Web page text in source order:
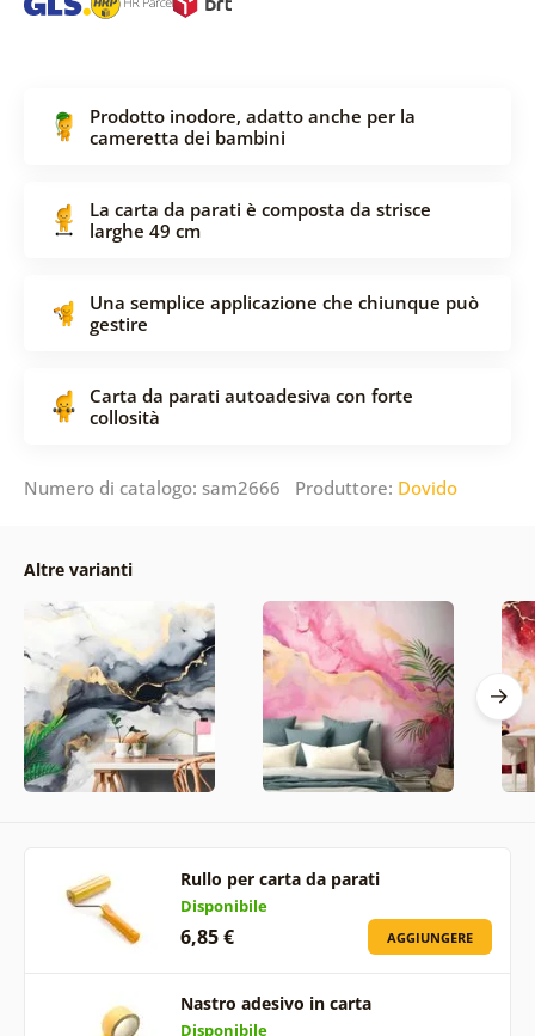
Prodotto inodore, adatto anche per la
cameretta dei bambini
La carta da parati è composta da strisce
larghe 49 cm
Una semplice applicazione che chiunque può
gestire
Carta da parati autoadesiva con forte
collosità
Numero di catalogo: sam2666 Produttore: Dovido
Altre varianti
Rullo per carta da parati
Disponibile
6,85 € AGGIUNGERE
Nastro adesivo in carta
Disponibile